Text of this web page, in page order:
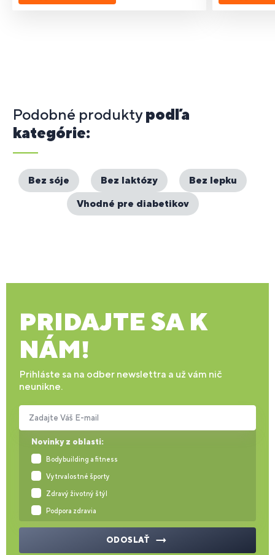
Podobné produktypodľa
kategórie:
Bez sóje Bez laktózy
Bez lepku
Vhodné pre diabetikov
PRIDAJTE SA K
NÁM!
Prihláste sa na odber newslettra a už vám nič
neunikne.
Novinky z oblasti:
Bodybuilding a fitness
Vytrvalostné športy
Zdravý životný štýl
Podpora zdravia
Zadajte Váš E-mail
ODOSLAŤ